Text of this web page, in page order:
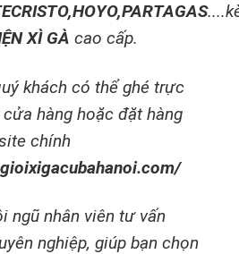
,HOYO,PARTAGAS
XÌ GÀ cao cấp.
khách có thể ghé trực
hàng hoặc đặt hàng
chính
ngũ nhân viên tư vấn
nghiệp, giúp bạn chọn